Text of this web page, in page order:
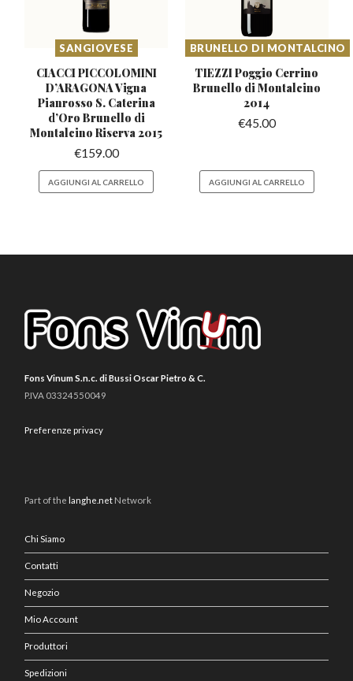
SANGIOVESE
CIACCI PICCOLOMINI
D’ARAGONA Vigna
Pianrosso S. Caterina
d’Oro Brunello di
Montalcino Riserva 2015
€159.00
AGGIUNGI AL CARRELLO
BRUNELLO DI MONTALCINO
TIEZZI Poggio Cerrino
Brunello di Montalcino
2014
€45.00
AGGIUNGI AL CARRELLO
Fons Vinum S.n.c. di Bussi Oscar Pietro & C.
P.IVA 03324550049
Preferenze privacy
Part of thelanghe.net Network
Chi Siamo
Contatti
Negozio
Mio Account
Produttori
Spedizioni